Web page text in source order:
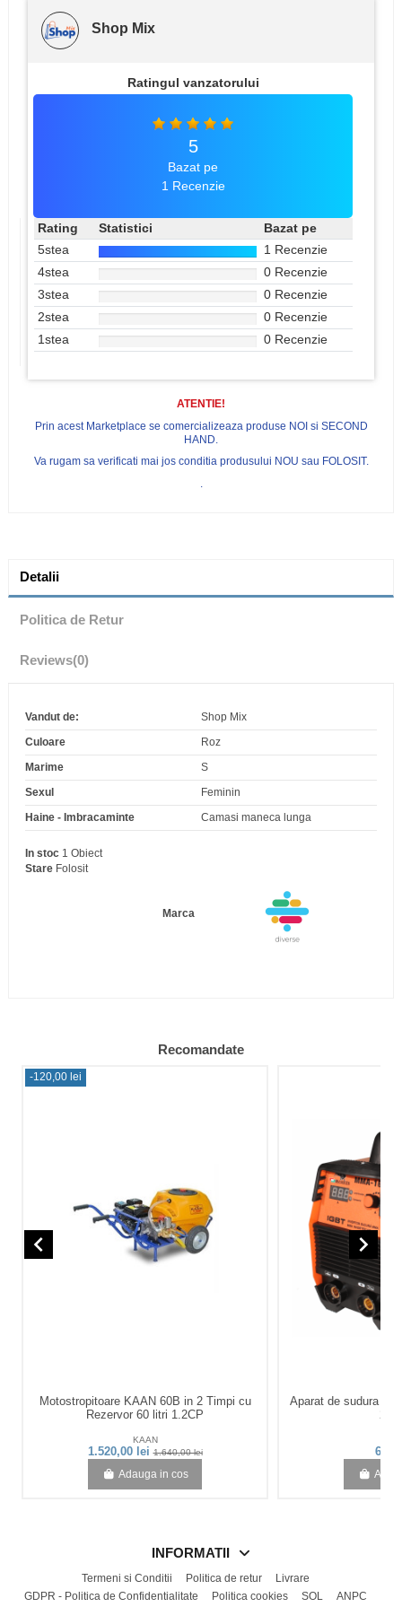
Shop Mix
Ratingul vanzatorului
5
Bazat pe
1 Recenzie
Rating Statistici
Bazat pe
5stea
1 Recenzie
4stea
0 Recenzie
3stea
0 Recenzie
2stea
0 Recenzie
1stea
0 Recenzie
ATENTIE!
Prin acest Marketplace se comercializeaza produse NOI si SECOND
HAND.
Va rugam sa verificati mai jos conditia produsului NOU sau FOLOSIT.
Detalii
Politica de Retur
Reviews(0)
Vandut de:
Shop Mix
Culoare
Roz
Marime
S
Sexul
Feminin
Haine - Imbracaminte
Camasi maneca lunga
Marca
In stoc 1 Obiect
Stare Folosit
Recomandate
-120,00 lei
Motostropitoare KAAN 60B in 2 Timpi cu
Rezervor 60 litri 1.2CP
KAAN
1.520,00 lei1.640,00 lei
Adauga in cos
Aparat de sudura
20-
navigate_before navigate_next
INFORMATII
Termeni si Conditii Politica de retur
Livrare
GDPR - Politica de Confidentialitate
Politica cookies SOL ANPC